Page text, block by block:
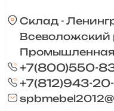
Склад -
Всеволожский
+7(800)550-
+7(812)943-